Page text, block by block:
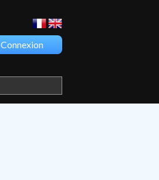
Connexion